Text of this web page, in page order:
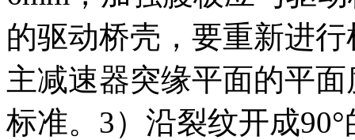
的驱动桥壳，要重新进
主减速器突缘平面的平
标准。3）沿裂纹开成